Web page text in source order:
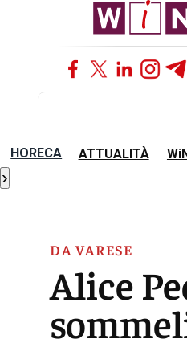
HORECA ATTUALITÀ
›
DA VARESE
Alice